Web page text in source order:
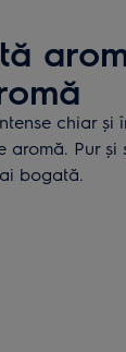
chiar
aromă. Pur
bogată.